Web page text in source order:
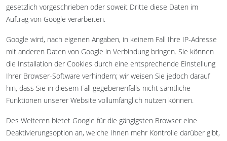
gesetzlich vorgeschrieben oder soweit Dritte diese Daten im
Auftrag von Google verarbeiten.
Google wird, nach eigenen Angaben, in keinem Fall Ihre IP-Adresse
mit anderen Daten von Google in Verbindung bringen. Sie können
die Installation der Cookies durch eine entsprechende Einstellung
Ihrer Browser-Software verhindern; wir weisen Sie jedoch darauf
hin, dass Sie in diesem Fall gegebenenfalls nicht sämtliche
Funktionen unserer Website vollumfänglich nutzen können.
Des Weiteren bietet Google für die gängigsten Browser eine
Deaktivierungsoption an, welche Ihnen mehr Kontrolle darüber gibt,